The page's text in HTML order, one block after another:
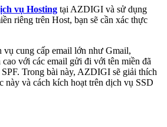
vụ Hosting tại AZDIGI và sử dụng
riêng trên Host, bạn sẽ cần xác thực
cung cấp email lớn như Gmail,
với các email gửi đi với tên miền đã
Trong bài này, AZDIGI sẽ giải thích
này và cách kích hoạt trên dịch vụ SSD